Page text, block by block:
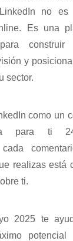
no
Es una
y
sector.
como un
para ti 24/
realizas está
ti.
2025 te
potencial